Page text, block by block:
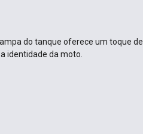
do tanque oferece um toque de
identidade da moto.